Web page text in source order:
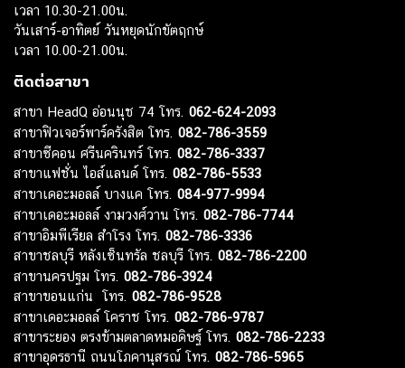
เวลา 10.30-21.00น.
วันเสาร์-อาทิตย์ วันหยุดนักขัตฤกษ์
เวลา 10.00-21.00น.
ติดต่อสาขา
สาขา HeadQ อ่อนนุช 74 โทร. 062-624-2093
สาขาฟิวเจอร์พาร์ครังสิต โทร. 082-786-3559
สาขาซีคอน ศรีนครินทร์ โทร. 082-786-3337
สาขาแฟชั่น ไอส์แลนด์ โทร. 082-786-5533
สาขาเดอะมอลล์ บางแค โทร. 084-977-9994
สาขาเดอะมอลล์ งามวงศ์วาน โทร. 082-786-7744
สาขาอิมพีเรียล สำโรง โทร. 082-786-3336
สาขาชลบุรี หลังเซ็นทรัล ชลบุรี โทร. 082-786-2200
สาขานครปฐม โทร. 082-786-3924
สาขาขอนแก่น โทร. 082-786-9528
สาขาเดอะมอลล์ โคราช โทร. 082-786-9787
สาขาระยอง ตรงข้ามตลาดหมอดิษฐ์ โทร. 082-786-2233
สาขาอุดรธานี ถนนโภคานุสรณ์ โทร. 082-786-5965